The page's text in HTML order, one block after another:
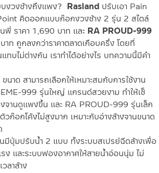
งวงช้างถึงแพง? Rasland ปรับเอา Pain
คิดออกแบบก๊อกงวงช้าง 2 รุ่น 2 สไตล์
พี่ ราคา 1,690 บาท และ RA PROUD-999
ท ถูกลงกว่าราคาตลาดเกือบครึ่ง โดยที่
ทบไม่ต่างกัน เราทำได้อย่างไร บทความนี้มีคำ
นาด สามารถเลือกให้เหมาะสมกับการใช้งาน
999 รุ่นใหญ่ แกรนด์สวยงาม ทำให้เซ็
งจานดูแพงขึ้น และ RA PROUD-999 รุ่นเล็ก
ก๊อกโค้งไม่สูงมาก เหมาะกับอ่างล้างจานขนาด
มีปุ่มปรับน้ำ 2 แบบ ทั้งระบบสเปรย์ฉีดล้างเพื่อ
ง และระบบฟองอากาศให้สายน้ำอ่อนนุ่ม ไม่
วลาล้าง